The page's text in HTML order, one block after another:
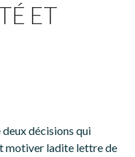
ET
décisions qui
motiver ladite lettre de